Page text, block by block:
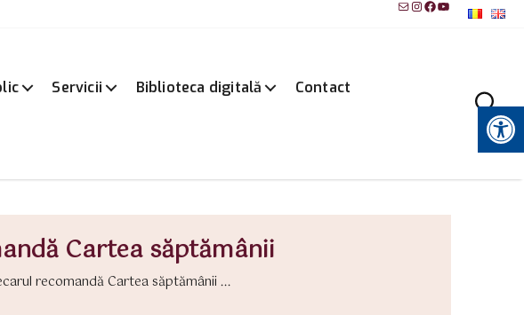
MailInstagram
Facebook
YouTube
Servicii Biblioteca digitală
Contact
Instrumente pentru accesibilitate
Cartea săptămânii
recomandă Cartea săptămânii ...